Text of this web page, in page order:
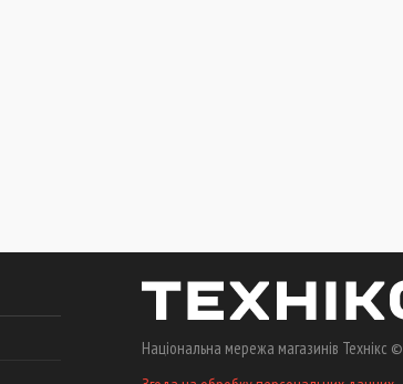
Національна мережа магазинів Технікс ©